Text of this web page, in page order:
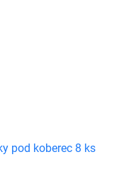
pod koberec 8 ks